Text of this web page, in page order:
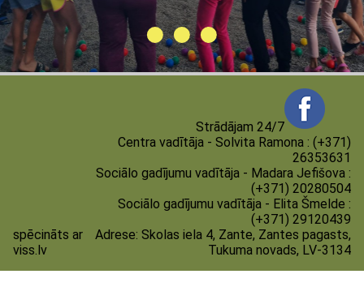
spēcināts ar
viss.lv
Strādājam 24/7
Centra vadītāja - Solvita Ramona : (+371)
26353631
Sociālo gadījumu vadītāja - Madara Jefišova :
(+371) 20280504
Sociālo gadījumu vadītāja - Elita Šmelde :
(+371) 29120439
Adrese: Skolas iela 4, Zante, Zantes pagasts,
Tukuma novads, LV-3134